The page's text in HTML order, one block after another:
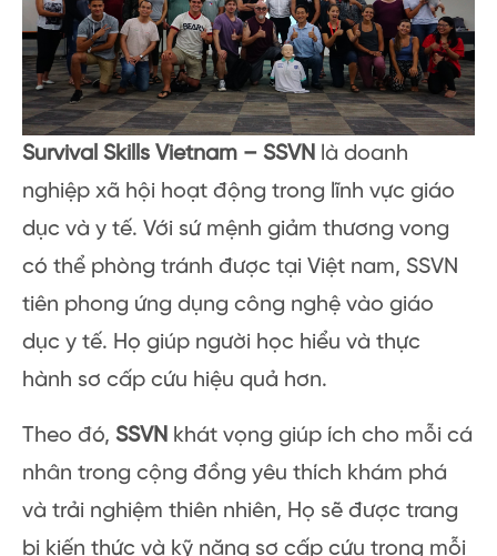
Survival Skills Vietnam – SSVN là doanh
nghiệp xã hội hoạt động trong lĩnh vực giáo
dục và y tế. Với sứ mệnh giảm thương vong
có thể phòng tránh được tại Việt nam, SSVN
tiên phong ứng dụng công nghệ vào giáo
dục y tế. Họ giúp người học hiểu và thực
hành sơ cấp cứu hiệu quả hơn.
Theo đó, SSVN khát vọng giúp ích cho mỗi cá
nhân trong cộng đồng yêu thích khám phá
và trải nghiệm thiên nhiên, Họ sẽ được trang
bị kiến thức và kỹ năng sơ cấp cứu trong mỗi